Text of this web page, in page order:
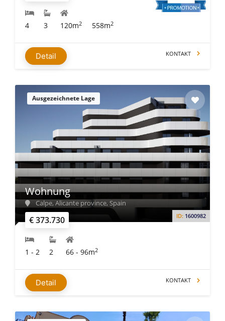
4 3 120m2 558m2
Detail KONTAKT
Ausgezeichnete Lage
€ 373.730 ID: 1600982
Wohnung
Calpe, Alicante province, Spain
1 - 2 2 66 - 96m2
Detail KONTAKT